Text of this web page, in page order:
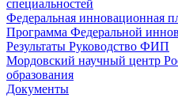
специальностей
Федеральная инновационная
Программа Федеральной
Результаты Руководство ФИП
Мордовский научный центр
образования
Документы